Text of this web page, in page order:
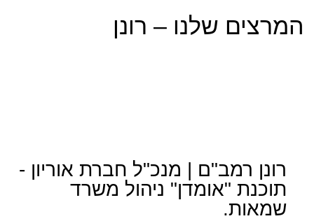
המרצים שלנו – רונן
רונן רמב"ם | מנכ"ל חברת אוריון -
תוכנת "אומדן" ניהול משרד
שמאות.